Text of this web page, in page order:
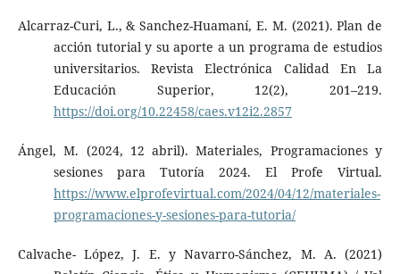
Alcarraz-Curi, L., & Sanchez-Huamaní, E. M. (2021). Plan de
acción tutorial y su aporte a un programa de estudios
universitarios. Revista Electrónica Calidad En La
Educación Superior, 12(2), 201–219.
https://doi.org/10.22458/caes.v12i2.2857
Ángel, M. (2024, 12 abril). Materiales, Programaciones y
sesiones para Tutoría 2024. El Profe Virtual.
https://www.elprofevirtual.com/2024/04/12/materiales-
programaciones-y-sesiones-para-tutoria/
Calvache- López, J. E. y Navarro-Sánchez, M. A. (2021)